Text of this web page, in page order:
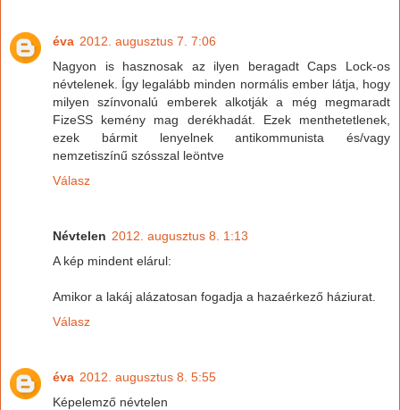
éva 2012. augusztus 7. 7:06
Nagyon is hasznosak az ilyen beragadt Caps Lock-os
névtelenek. Így legalább minden normális ember látja, hogy
milyen színvonalú emberek alkotják a még megmaradt
FizeSS kemény mag derékhadát. Ezek menthetetlenek,
ezek bármit lenyelnek antikommunista és/vagy
nemzetiszínű szósszal leöntve
Válasz
Névtelen 2012. augusztus 8. 1:13
A kép mindent elárul:
Amikor a lakáj alázatosan fogadja a hazaérkező háziurat.
Válasz
éva 2012. augusztus 8. 5:55
Képelemző névtelen